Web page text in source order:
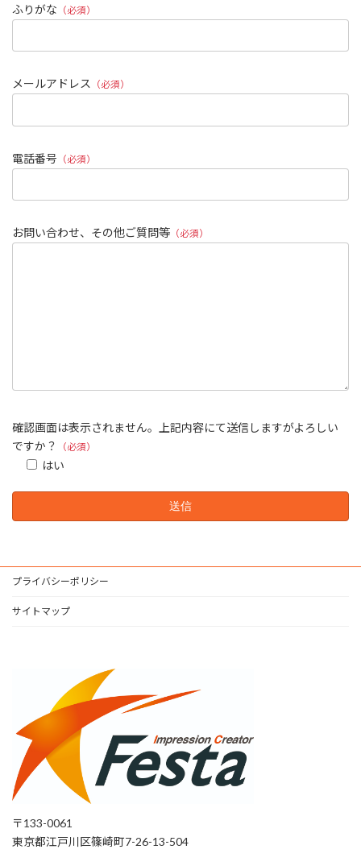
ふりがな （必須）
メールアドレス （必須）
電話番号 （必須）
お問い合わせ、その他ご質問等 （必須）
確認画面は表示されません。上記内容にて送信しますがよろしい
ですか？
（必須）
はい
プライバシーポリシー
サイトマップ
〒133-0061
東京都江戸川区篠崎町7-26-13-504